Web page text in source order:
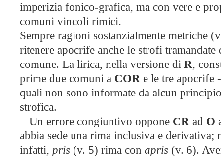
imperizia fonico-grafica, ma con vere e
comuni vincoli rimici.
Sempre ragioni sostanzialmente metriche
ritenere apocrife anche le strofi tramandate
comune. La lirica, nella versione di R,
prime due comuni a COR e le tre apocrife
quali non sono informate da alcun
strofica.
Un errore congiuntivo oppone CR ad O
abbia sede una rima inclusiva e derivativa;
infatti, pris (v. 5) rima con apris (v. 6).